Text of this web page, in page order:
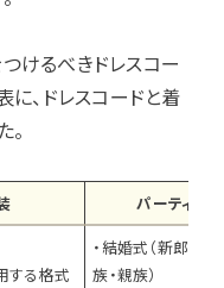
けるべきドレスコー
に、ドレスコードと着
パーティ例
する格式
・結婚式（新郎新婦
族・親族）